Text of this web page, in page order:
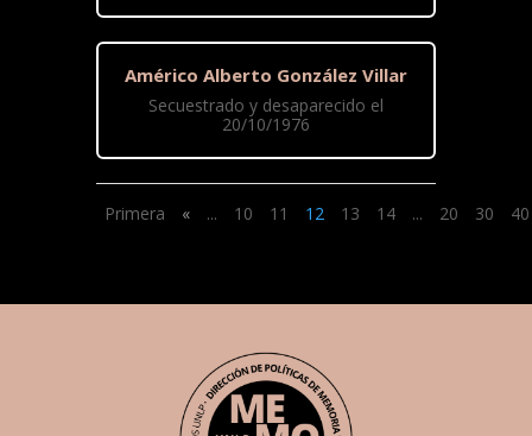
Américo Alberto González Villar
Secuestrado y desaparecido el
20/10/1976
Primera « ... 10 11 12 13 14 ... 20 30 40